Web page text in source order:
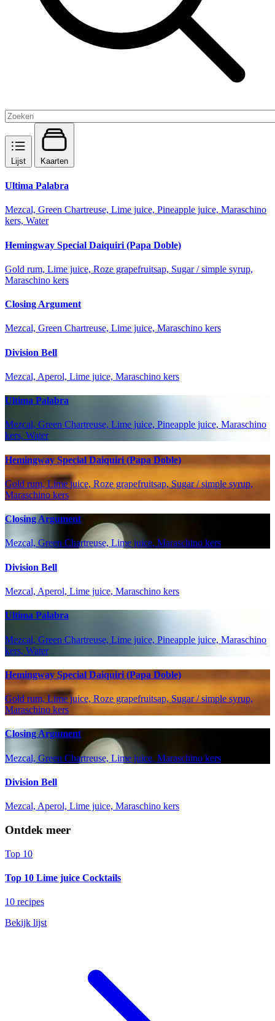
Lijst Kaarten
Ultima Palabra
Mezcal, Green Chartreuse, Lime juice, Pineapple juice, Maraschino
kers, Water
Hemingway Special Daiquiri (Papa Doble)
Gold rum, Lime juice, Roze grapefruitsap, Sugar / simple syrup,
Maraschino kers
Closing Argument
Mezcal, Green Chartreuse, Lime juice, Maraschino kers
Division Bell
Mezcal, Aperol, Lime juice, Maraschino kers
Ultima Palabra
Mezcal, Green Chartreuse, Lime juice, Pineapple juice, Maraschino
kers, Water
Hemingway Special Daiquiri (Papa Doble)
Gold rum, Lime juice, Roze grapefruitsap, Sugar / simple syrup,
Maraschino kers
Closing Argument
Mezcal, Green Chartreuse, Lime juice, Maraschino kers
Division Bell
Mezcal, Aperol, Lime juice, Maraschino kers
Ultima Palabra
Mezcal, Green Chartreuse, Lime juice, Pineapple juice, Maraschino
kers, Water
Hemingway Special Daiquiri (Papa Doble)
Gold rum, Lime juice, Roze grapefruitsap, Sugar / simple syrup,
Maraschino kers
Closing Argument
Mezcal, Green Chartreuse, Lime juice, Maraschino kers
Division Bell
Mezcal, Aperol, Lime juice, Maraschino kers
Ontdek meer
Top 10
Top 10 Lime juice Cocktails
10 recipes
Bekijk lijst